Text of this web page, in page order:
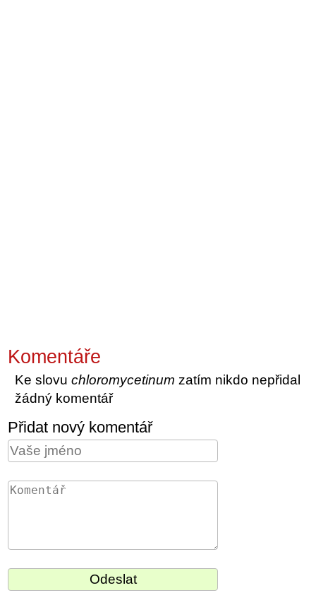
Komentáře
Ke slovuchloromycetinum zatím nikdo nepřidal
žádný komentář
Přidat nový komentář